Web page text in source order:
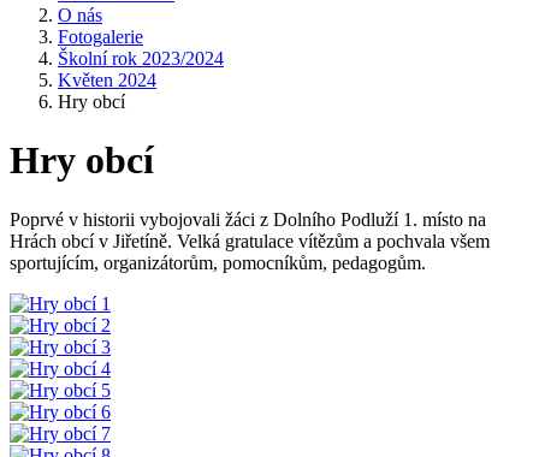
O nás
Fotogalerie
Školní rok 2023/2024
Květen 2024
Hry obcí
Hry obcí
Poprvé v historii vybojovali žáci z Dolního Podluží 1. místo na
Hrách obcí v Jiřetíně. Velká gratulace vítězům a pochvala všem
sportujícím, organizátorům, pomocníkům, pedagogům.